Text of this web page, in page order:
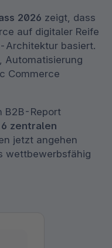
2026 zeigt, dass
auf digitaler Reife
Architektur basiert.
Automatisierung
Commerce
B2B-Report
6 zentralen
jetzt angehen
wettbewerbsfähig